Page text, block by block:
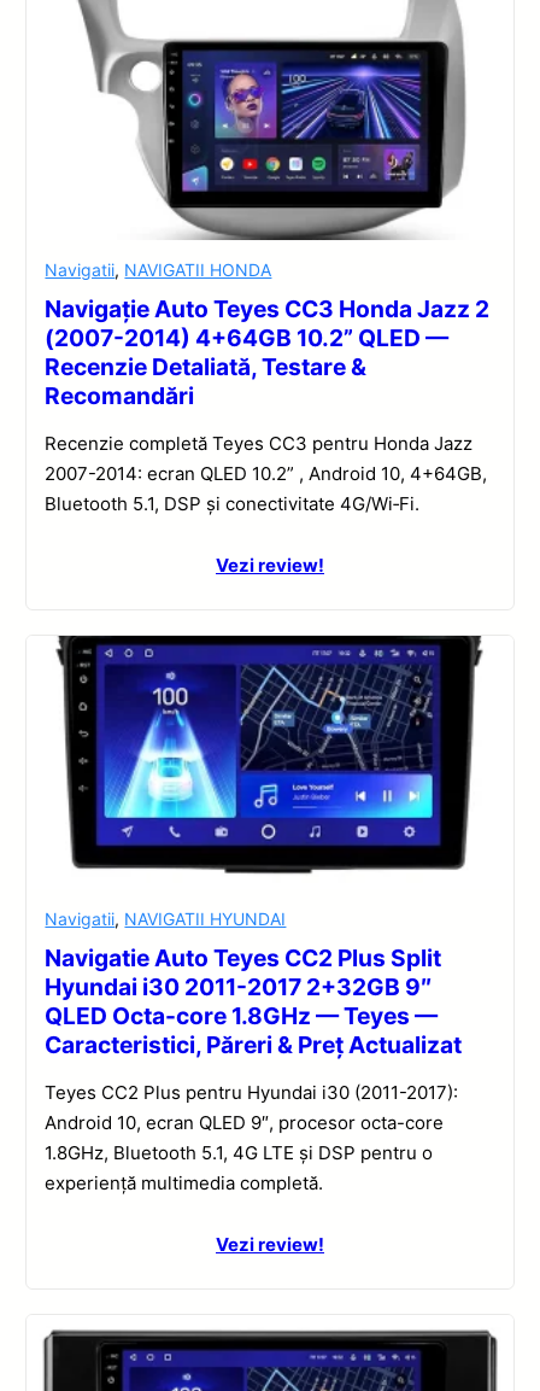
Navigatii, NAVIGATII HONDA
Navigație Auto Teyes CC3 Honda Jazz 2
(2007-2014) 4+64GB 10.2” QLED —
Recenzie Detaliată, Testare &
Recomandări
Recenzie completă Teyes CC3 pentru Honda Jazz
2007-2014: ecran QLED 10.2” , Android 10, 4+64GB,
Bluetooth 5.1, DSP și conectivitate 4G/Wi‑Fi.
Vezi review!
Navigatii, NAVIGATII HYUNDAI
Navigatie Auto Teyes CC2 Plus Split
Hyundai i30 2011-2017 2+32GB 9″
QLED Octa-core 1.8GHz — Teyes —
Caracteristici, Păreri & Preț Actualizat
Teyes CC2 Plus pentru Hyundai i30 (2011-2017):
Android 10, ecran QLED 9″, procesor octa-core
1.8GHz, Bluetooth 5.1, 4G LTE și DSP pentru o
experiență multimedia completă.
Vezi review!